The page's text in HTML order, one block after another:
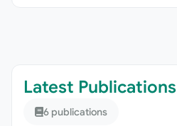
Latest Publications
6 publications